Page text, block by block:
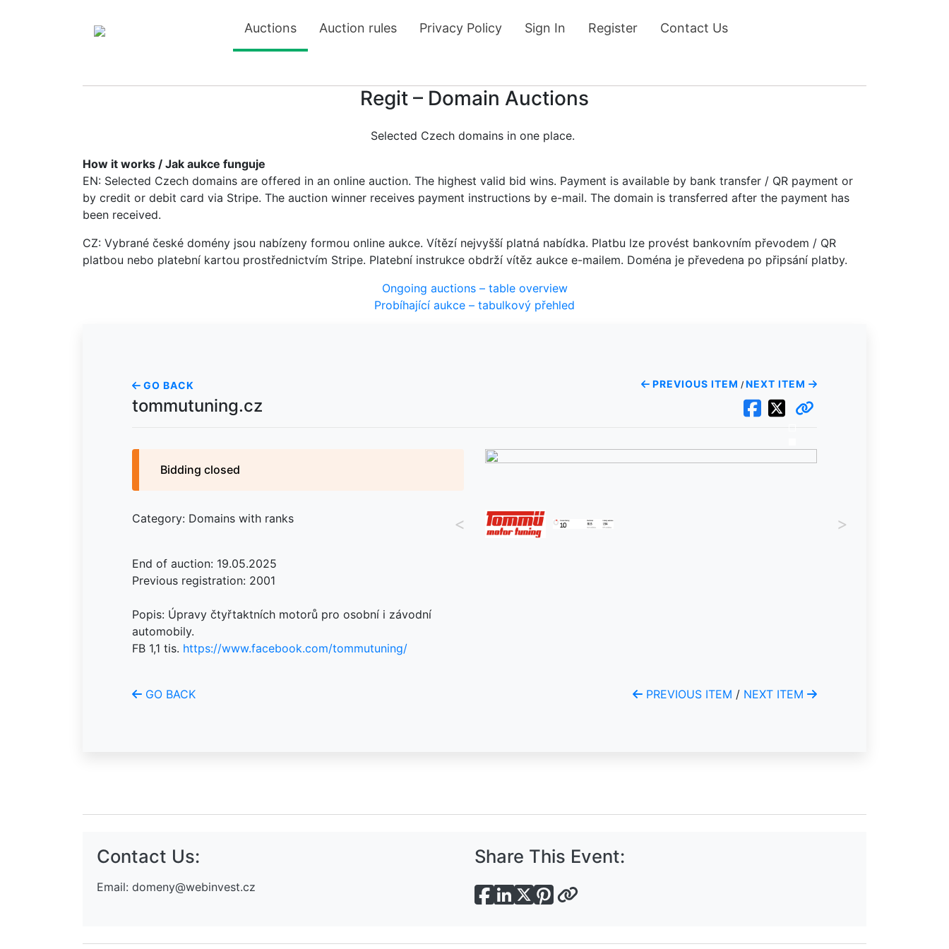
Auctions Auction rules Privacy Policy Sign In Register Contact Us
Regit – Domain Auctions
Selected Czech domains in one place.
How it works / Jak aukce funguje
EN: Selected Czech domains are offered in an online auction. The highest valid bid wins. Payment is available by bank transfer / QR payment or
by credit or debit card via Stripe. The auction winner receives payment instructions by e-mail. The domain is transferred after the payment has
been received.
CZ: Vybrané české domény jsou nabízeny formou online aukce. Vítězí nejvyšší platná nabídka. Platbu lze provést bankovním převodem / QR
platbou nebo platební kartou prostřednictvím Stripe. Platební instrukce obdrží vítěz aukce e-mailem. Doména je převedena po připsání platby.
Ongoing auctions – table overview
Probíhající aukce – tabulkový přehled
GO BACK PREVIOUS ITEM / NEXT ITEM
tommutuning.cz
Bidding closed
Category: Domains with ranks
End of auction: 19.05.2025
Previous registration: 2001
Popis: Úpravy čtyřtaktních motorů pro osobní i závodní
automobily.
FB 1,1 tis. https://www.facebook.com/tommutuning/
< >
GO BACK PREVIOUS ITEM / NEXT ITEM
Contact Us:
Email: domeny@webinvest.cz
Share This Event: